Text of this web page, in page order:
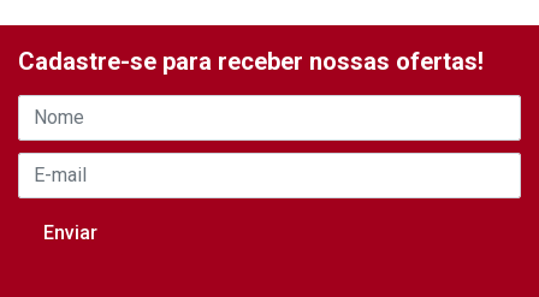
Cadastre-se para receber nossas ofertas!